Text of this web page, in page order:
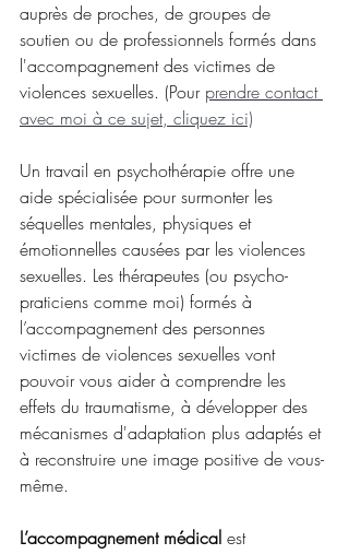
auprès de proches, de groupes de
soutien ou de professionnels formés dans
l'accompagnement des victimes de
violences sexuelles. (Pour prendre contact
avec moi à ce sujet, cliquez ici)
Un travail en psychothérapie offre une
aide spécialisée pour surmonter les
séquelles mentales, physiques et
émotionnelles causées par les violences
sexuelles. Les thérapeutes (ou psycho-
praticiens comme moi) formés à
l’accompagnement des personnes
victimes de violences sexuelles vont
pouvoir vous aider à comprendre les
effets du traumatisme, à développer des
mécanismes d'adaptation plus adaptés et
à reconstruire une image positive de vous-
même.
L’accompagnement médical est